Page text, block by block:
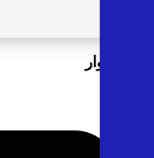
آراء الزوار